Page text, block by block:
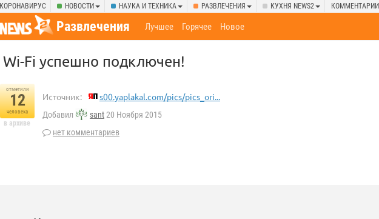
КОРОНАВИРУС НОВОСТИ НАУКА И ТЕХНИКА РАЗВЛЕЧЕНИЯ КУХНЯ NEWS2 КОММЕНТАРИИ
Развлечения Лучшее Горячее Новое
Wi-Fi успешно подключен!
отметили
12
человека
в архиве
Источник: s00.yaplakal.com/pics/pics_ori...
Добавил sant20 Ноября 2015
нет комментариев